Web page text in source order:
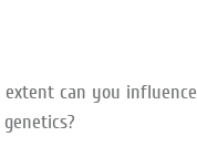
extent can you